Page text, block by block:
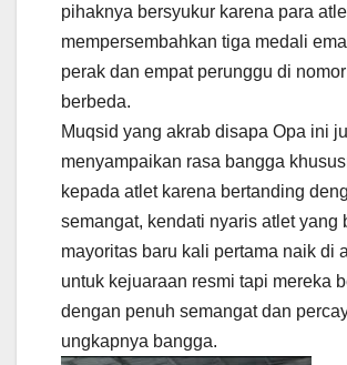
pihaknya bersyukur karena para
mempersembahkan tiga medali
perak dan empat perunggu di
berbeda.
Muqsid yang akrab disapa Opa ini
menyampaikan rasa bangga
kepada atlet karena bertanding
semangat, kendati nyaris atlet yang
mayoritas baru kali pertama naik di
untuk kejuaraan resmi tapi mereka
dengan penuh semangat dan
ungkapnya bangga.